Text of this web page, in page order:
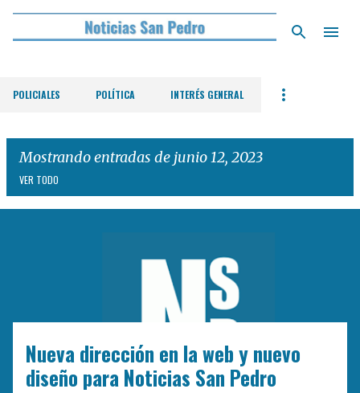
Ir al contenido principal
POLICIALES POLÍTICA INTERÉS GENERAL
Mostrando entradas de junio 12, 2023
VER TODO
Nueva dirección en la web y nuevo
diseño para Noticias San Pedro